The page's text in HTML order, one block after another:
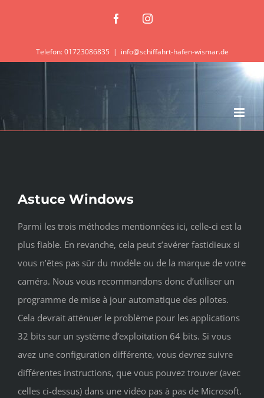
FacebookInstagram
Telefon: 01723086835 | info@schiffahrt-hafen-wismar.de
Astuce Windows
Parmi les trois méthodes mentionnées ici, celle-ci est la
plus fiable. En revanche, cela peut s’avérer fastidieux si
vous n’êtes pas sûr du modèle ou de la marque de votre
caméra. Nous vous recommandons donc d’utiliser un
programme de mise à jour automatique des pilotes.
Cela devrait atténuer le problème pour les applications
32 bits sur un système d’exploitation 64 bits. Si vous
avez une configuration différente, vous devrez suivre
différentes instructions, que vous pouvez trouver (avec
celles ci-dessus) dans une vidéo pas à pas de Microsoft.